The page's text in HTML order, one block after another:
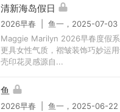
清新海岛假日
2026早春 | 鱼一，2025-07-03
Maggie Marilyn 2026早春度假
更具女性气质，褶皱装饰巧妙运
壳印花灵感源自...
鱼
2026早春 | 鱼一，2025-06-22